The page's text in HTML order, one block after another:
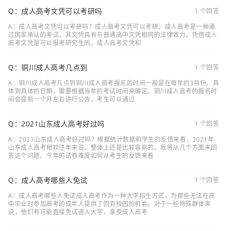
Q：成人高考文凭可以考研吗
1 个回答
A：成人高考文凭可以考研吗？成人高考文凭可以考研。成人高考是一种通
过国家承认的考试，其文凭具有与普通高中文凭相同的法律效力。凭借成人
高考文凭是可以报考研究生的。成人高考文凭和
Q：铜川成人高考几点到
1 个回答
A：铜川成人高考几点到铜川成人高考报名的时间一般是在每年的3月份。具
体到具体的日期，需要根据当年的考试时间来确定。铜川成人高考的报名时
间会提前一个月左右进行公告，考生可以通过
Q：2021山东成人高考好过吗
1 个回答
A：2021山东成人高考好过吗？根据统计数据和学生的反馈来看，2021年
山东成人高考相较往年来说，整体上还是比较容易的。我将从几个方面来回
答这个问题。今年的试卷难度如何从考生的反馈来看
Q：成人高考哪些人免试
1 个回答
A：成人高考哪些人免试成人高考作为一种大学招生方式，为那些无法在高
中毕业时参加高考的成年人提供了回到校园的机会。对于一些特殊群体来
说，他们有可能直接免试进入大学，享受成人高考